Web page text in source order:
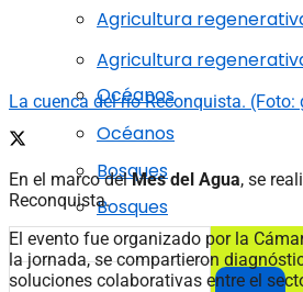
Agricultura
Océanos
Bosques
Agricultura
Océanos
Bosques
La cuenca del río Reconquista. (Foto:
En el marco delMes del Agua, se
Reconquista.
El evento fue organizado por la
la jornada, se compartieron
soluciones colaborativas entre el